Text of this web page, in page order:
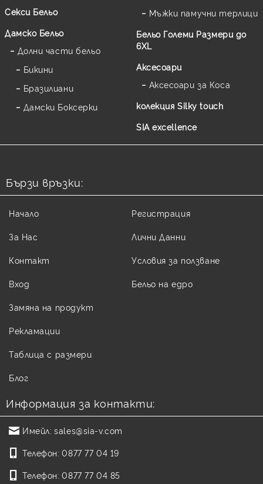
Секси Бельо
Дамско Бельо
Долни части бельо
Бикини
Бразилиани
Дамски Боксерки
Мъжки памучни терлици
Бельо Големи Размери до
6XL
Аксесоари
Аксесоари за Коса
колекция Silky touch
SIA excellence
Бързи връзки:
Начало
За Нас
Контакт
Вход
Регистрация
Лични Данни
Условия за ползване
Бельо на едро
Замяна на продукт
Рекламации
Таблица с размери
Блог
Информация за контакти:
Имейл: sales@sia-v.com
Телефон: 0877 77 04 19
Телефон: 0877 77 04 85